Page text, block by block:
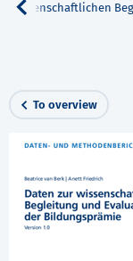
wissenschaftlichen
To overview